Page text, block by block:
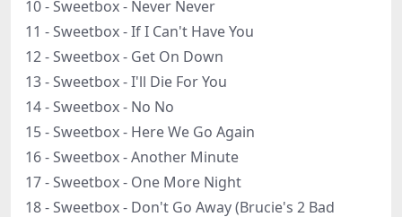
10 - Sweetbox - Never Never
11 - Sweetbox - If I Can't Have You
12 - Sweetbox - Get On Down
13 - Sweetbox - I'll Die For You
14 - Sweetbox - No No
15 - Sweetbox - Here We Go Again
16 - Sweetbox - Another Minute
17 - Sweetbox - One More Night
18 - Sweetbox - Don't Go Away (Brucie's 2 Bad